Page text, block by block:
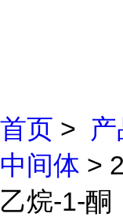
首页 >
中间体 >
乙烷-1-酮